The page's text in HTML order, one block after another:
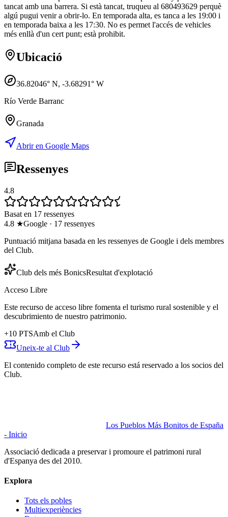
tancat amb una barrera. Si està tancat, truqueu al 680493629 perquè
algú pugui venir a obrir-lo. En temporada alta, es tanca a les 19:00 i
en temporada baixa a les 17:30. No es permet l'accés de vehicles
més enllà d'un cert punt; està prohibit.
Ubicació
36.82046° N, -3.68291° W
Río Verde Barranc
Granada
Abrir en Google Maps
Ressenyes
4.8
Basat en 17 ressenyes
4.8 ★Google · 17 ressenyes
Puntuació mitjana basada en les ressenyes de Google i dels membres
del Club.
Club dels més BonicsResultat d'explotació
Acceso Libre
Este recurso de acceso libre fomenta el turismo rural sostenible y el
descubrimiento de nuestro patrimonio.
+10 PTSAmb el Club
Uneix-te al Club
El contenido completo de este recurso está reservado a los socios del
Club.
Los Pueblos Más Bonitos de España
- Inicio
Associació dedicada a preservar i promoure el patrimoni rural
d'Espanya des del 2010.
Explora
Tots els pobles
Multiexperiències